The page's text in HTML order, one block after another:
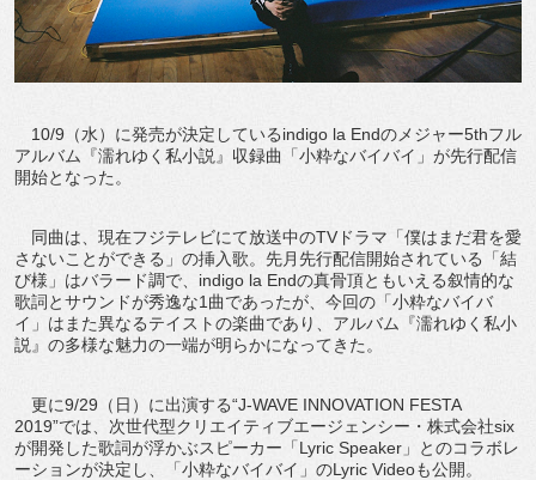
10/9（水）に発売が決定しているindigo la Endのメジャー5thフル
アルバム『濡れゆく私小説』収録曲「小粋なバイバイ」が先行配信
開始となった。
同曲は、現在フジテレビにて放送中のTVドラマ「僕はまだ君を愛
さないことができる」の挿入歌。先月先行配信開始されている「結
び様」はバラード調で、indigo la Endの真骨頂ともいえる叙情的な
歌詞とサウンドが秀逸な1曲であったが、今回の「小粋なバイバ
イ」はまた異なるテイストの楽曲であり、アルバム『濡れゆく私小
説』の多様な魅力の一端が明らかになってきた。
更に9/29（日）に出演する“J-WAVE INNOVATION FESTA
2019”では、次世代型クリエイティブエージェンシー・株式会社six
が開発した歌詞が浮かぶスピーカー「Lyric Speaker」とのコラボレ
ーションが決定し、「小粋なバイバイ」のLyric Videoも公開。